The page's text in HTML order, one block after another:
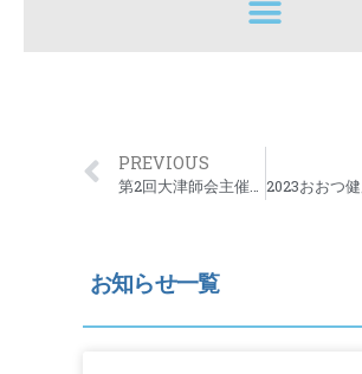
PREVIOUS
お知らせ一覧